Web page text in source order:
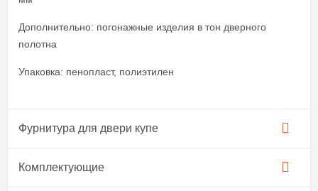
Дополнительно: погонажные изделия в тон дверного
полотна
Упаковка: пенопласт, полиэтилен
Фурнитура для двери купе​
Комплектующие